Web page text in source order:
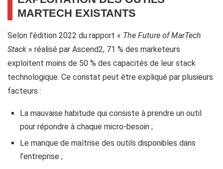
MARTECH EXISTANTS
Selon l’édition 2022 du rapport « The Future of MarTech
Stack » réalisé par Ascend2, 71 % des marketeurs
exploitent moins de 50 % des capacités de leur stack
technologique. Ce constat peut être expliqué par plusieurs
facteurs :
La mauvaise habitude qui consiste à prendre un outil
pour répondre à chaque micro-besoin ;
Le manque de maîtrise des outils disponibles dans
l’entreprise ;